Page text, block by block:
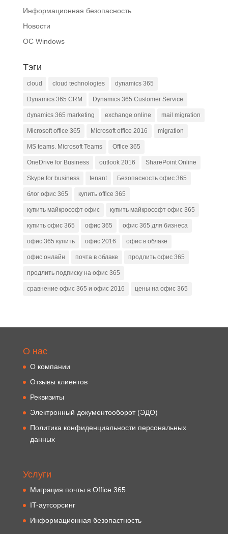
Информационная безопасность
Новости
ОС Windows
Тэги
cloud cloud technologies dynamics 365
Dynamics 365 CRM Dynamics 365 Customer Service
dynamics 365 marketing exchange online mail migration
Microsoft office 365 Microsoft office 2016 migration
MS teams. Microsoft Teams Office 365
OneDrive for Business outlook 2016 SharePoint Online
Skype for business tenant Безопасность офис 365
блог офис 365 купить office 365
купить майкрософт офис купить майкрософт офис 365
купить офис 365 офис 365 офис 365 для бизнеса
офис 365 купить офис 2016 офис в облаке
офис онлайн почта в облаке продлить офис 365
продлить подписку на офис 365
сравнение офис 365 и офис 2016 цены на офис 365
О нас
О компании
Отзывы клиентов
Реквизиты
Электронный документооборот (ЭДО)
Политика конфиденциальности персональных
данных
Услуги
Миграция почты в Office 365
IT-аутсорсинг
Информационная безопастность